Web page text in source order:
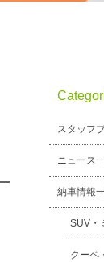
スタッフ
ニュース
納車情報
SUV・
クーペ